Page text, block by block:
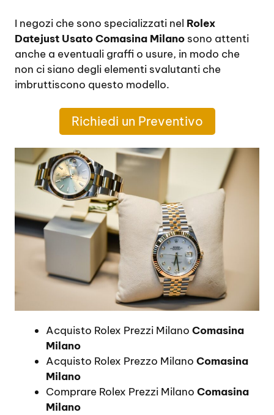
I negozi che sono specializzati nel Rolex
Datejust Usato Comasina Milano sono attenti
anche a eventuali graffi o usure, in modo che
non ci siano degli elementi svalutanti che
imbruttiscono questo modello.
Richiedi un Preventivo
Acquisto Rolex Prezzi Milano Comasina
Milano
Acquisto Rolex Prezzo Milano Comasina
Milano
Comprare Rolex Prezzi Milano Comasina
Milano